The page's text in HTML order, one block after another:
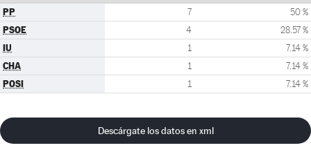
PP 7 50 %
PSOE 4 28.57 %
IU 1 7.14 %
CHA 1 7.14 %
POSI 1 7.14 %
Descárgate los datos en xml